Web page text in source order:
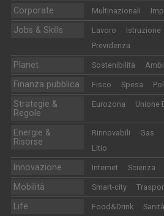
Corporate Multinazionali
Jobs & Skills Lavoro Istruzione
Previdenza
Planet Sostenibilità
Finanza pubblica Fisco Spesa
Strategie &
Regole
Eurozona Unione
Energie &
Risorse
Rinnovabili Gas
Litio
Innovazione Internet Scienza
Mobilità Smart-city
Life Food&Drink Sanità